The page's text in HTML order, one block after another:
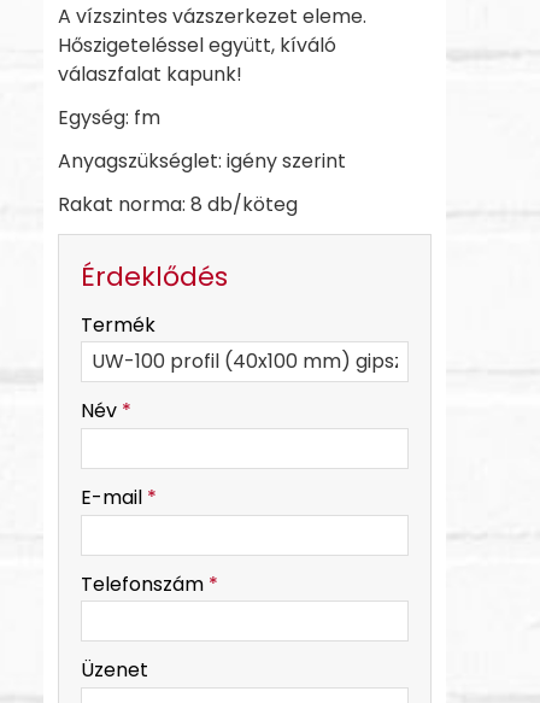
A vízszintes vázszerkezet eleme.
Hőszigeteléssel együtt, kíváló
válaszfalat kapunk!
Egység: fm
Anyagszükséglet: igény szerint
Rakat norma: 8 db/köteg
Érdeklődés
-
Termék
Név *
E-mail *
Telefonszám *
Üzenet